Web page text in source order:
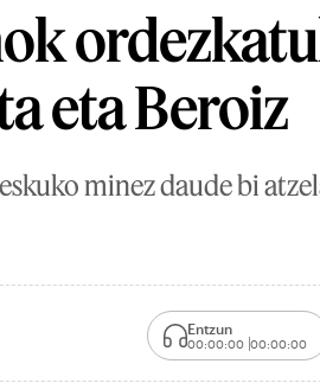
eta Beroiz
minez daude bi
Entzun
00:00:00 00:00:00